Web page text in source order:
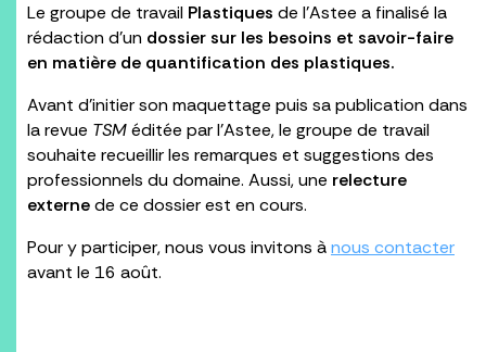
Le groupe de travail Plastiques de l’Astee a finalisé la
rédaction d’un dossier sur les besoins et savoir-faire
en matière de quantification des plastiques.
Avant d’initier son maquettage puis sa publication dans
la revue TSMéditée par l’Astee, le groupe de travail
souhaite recueillir les remarques et suggestions des
professionnels du domaine. Aussi, une relecture
externede ce dossier est en cours.
Pour y participer, nous vous invitons ànous contacter
avant le 16 août.